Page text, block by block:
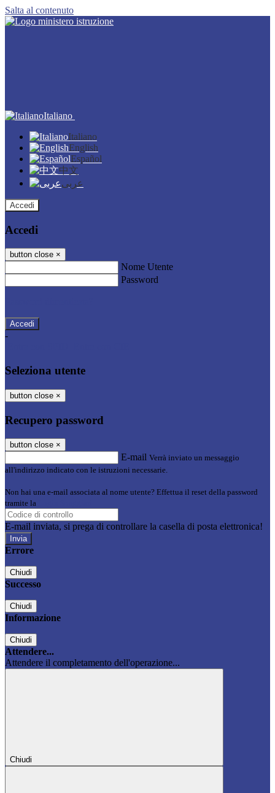
Salta al contenuto
Italiano
Italiano
English
Español
中文
عربى
Accedi
Accedi
button close ×
Nome Utente
Password
-
Seleziona utente
button close ×
Recupero password
button close ×
E-mail Verrà inviato un messaggio
all'indirizzo indicato con le istruzioni necessarie.
Non hai una e-mail associata al nome utente? Effettua il reset della password
tramite la
E-mail inviata, si prega di controllare la casella di posta elettronica!
Errore
Chiudi
Successo
Chiudi
Informazione
Chiudi
Attendere...
Attendere il completamento dell'operazione...
Chiudi